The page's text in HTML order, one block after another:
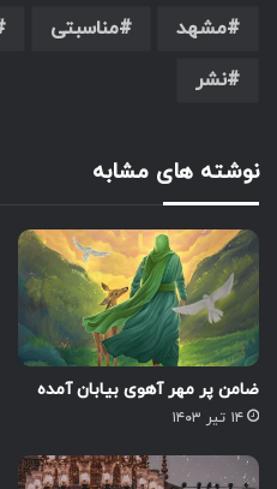
مشهد
مناسبتی
نشر
نوشته های مشابه
ضامن پر مهر آهوی بیابان آمده
۱۴ تیر ۱۴۰۳